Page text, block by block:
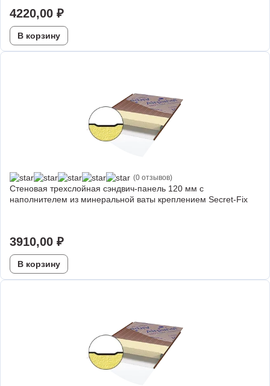
4220,00 ₽
В корзину
(0 отзывов)
Стеновая трехслойная сэндвич-панель 120 мм с
наполнителем из минеральной ваты креплением Secret-Fix
3910,00 ₽
В корзину